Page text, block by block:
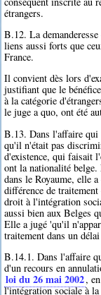
étrangers.
B.12. La
liens aussi forts que
France.
Il convient dès lors
justifiant que le
à la catégorie
le juge a quo, ont été
B.13. Dans l'affaire qui
qu'il n'était pas
d'existence, qui faisait
ont la nationalité belge.
dans le Royaume, elle
différence de
droit à l'intégration
aussi bien aux Belges
Elle a jugé 'qu'il
traitement dans un
B.14.1. Dans l'affaire
d'un recours en
loi du 26 mai 2002,
l'intégration sociale à